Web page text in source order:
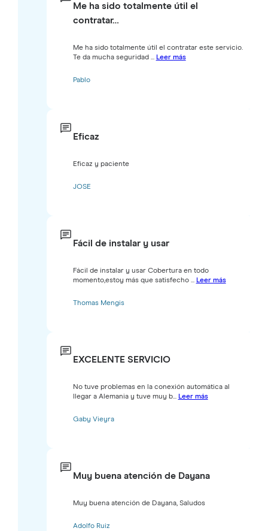
Me ha sido totalmente útil el
contratar…
Me ha sido totalmente útil el contratar este servicio.
Te da mucha seguridad ... Leer más
Pablo
Eficaz
Eficaz y paciente
JOSE
Fácil de instalar y usar
Fácil de instalar y usar Cobertura en todo
momento,estoy más que satisfecho ... Leer más
Thomas Mengis
EXCELENTE SERVICIO
No tuve problemas en la conexión automática al
llegar a Alemania y tuve muy b... Leer más
Gaby Vieyra
Muy buena atención de Dayana
Muy buena atención de Dayana, Saludos
Adolfo Ruiz